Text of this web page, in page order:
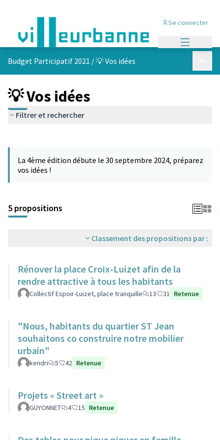
Se connecter
Budget Participatif 2021 /💡 Vos idées
💡 Vos idées
Filtrer et rechercher
La 4ème édition débute le 30 septembre 2024, préparez
vos idées !
5 propositions
Classement des propositions par :
Rénover la place Croix-Luizet afin de la
rendre attractive à tous les habitants
Collectif Espoir-Luizet, place tranquille 13 31 Retenue
"Nous, habitants du quartier ST Jean
souhaitons co construire notre mobilier
urbain"
kendri 5 42 Retenue
Projets « Street art »
GUYONNET 4 15 Retenue